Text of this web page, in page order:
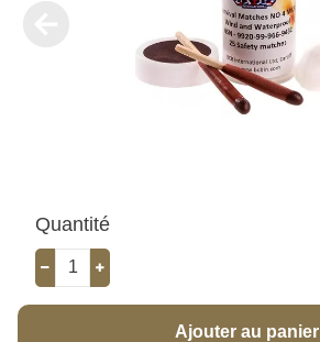
Quantité
Ajouter au panier